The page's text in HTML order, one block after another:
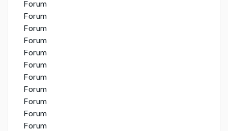
Forum
Forum
Forum
Forum
Forum
Forum
Forum
Forum
Forum
Forum
Forum